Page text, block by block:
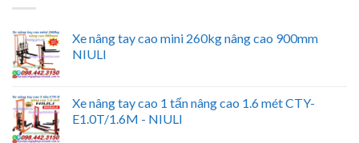
Xe nâng tay cao mini 260kg nâng cao 900mm
NIULI
Xe nâng tay cao 1 tấn nâng cao 1.6 mét CTY-
E1.0T/1.6M - NIULI